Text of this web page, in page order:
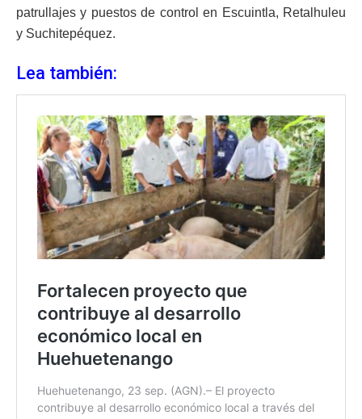
patrullajes y puestos de control en Escuintla, Retalhuleu
y Suchitepéquez.
Lea también: